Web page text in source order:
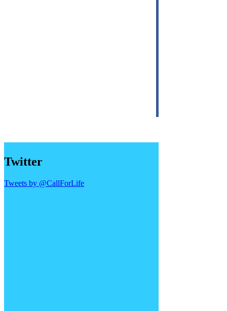
Twitter
Tweets by @CallForLife